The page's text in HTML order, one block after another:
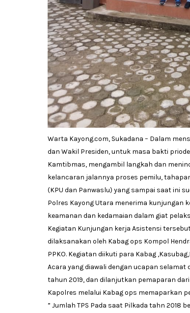
Warta Kayong.com, Sukadana – Dalam
dan Wakil Presiden, untuk masa bakti
Kamtibmas, mengambil langkah dan
kelancaran jalannya proses pemilu,
(KPU dan Panwaslu) yang sampai saat ini
Polres Kayong Utara menerima kunjungan
keamanan dan kedamaian dalam giat
Kegiatan Kunjungan kerja Asistensi tersebut
dilaksanakan oleh Kabag ops Kompol
PPKO. Kegiatan diikuti para Kabag
Acara yang diawali dengan ucapan
tahun 2019, dan dilanjutkan pemaparan
Kapolres melalui Kabag ops memaparkan
” Jumlah TPS Pada saat Pilkada tahn 2018